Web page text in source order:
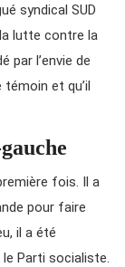
syndical SUD
lutte contre la
par l’envie de
et qu’il
fois. Il a
pour faire
il a été
Parti socialiste.